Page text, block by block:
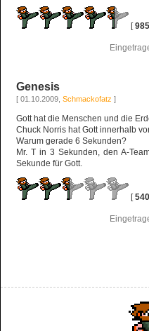
[985
Genesis
[ 01.10.2009,Schmackofatz ]
Gott hat die Menschen und die
Chuck Norris hat Gott innerhalb
Warum gerade 6 Sekunden?
Mr. T in 3 Sekunden, den A-
Sekunde für Gott.
[540